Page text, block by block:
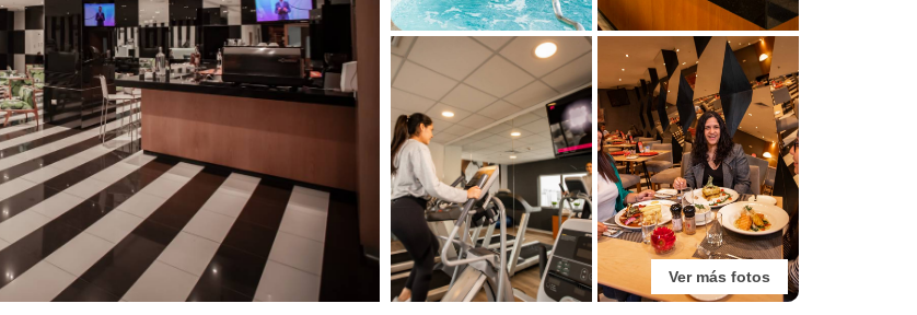
Ver más fotos